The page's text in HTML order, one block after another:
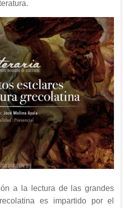
a la lectura de las grandes
es impartido por el